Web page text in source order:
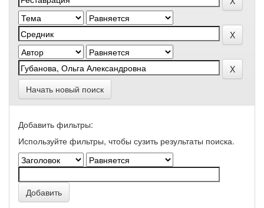
Начать новый поиск
Добавить фильтры:
Используйте фильтры, чтобы сузить результаты поиска.